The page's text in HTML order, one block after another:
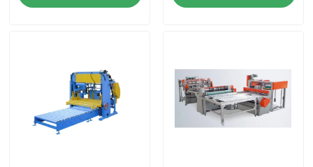
automatische Blechdose, die Maschine herstellt
Getränk kann, Maschine herstellend